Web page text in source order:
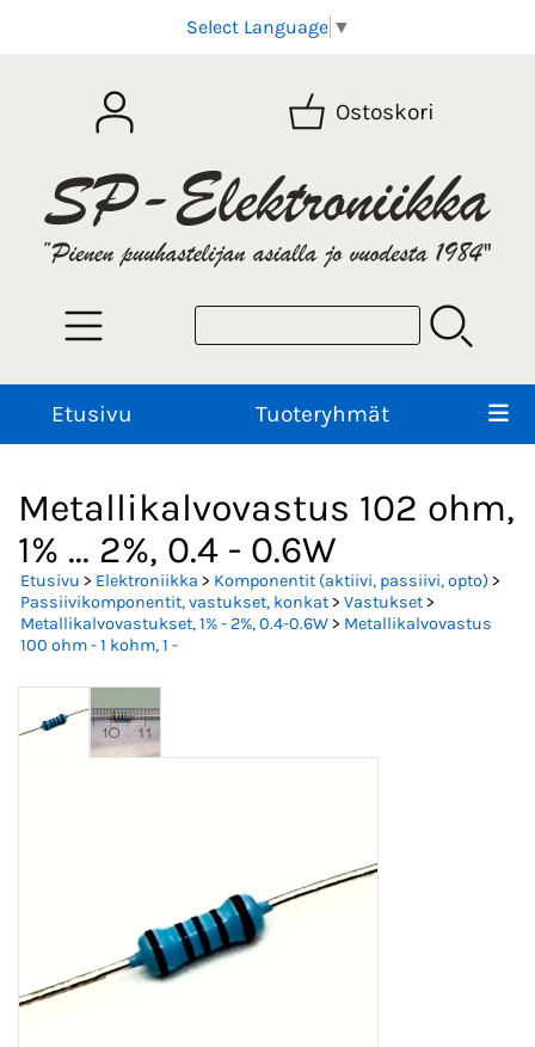
Select Language ▼
Ostoskori
Etusivu Tuoteryhmät
Metallikalvovastus 102 ohm,
1% ... 2%, 0.4 - 0.6W
Etusivu > Elektroniikka > Komponentit (aktiivi, passiivi, opto) >
Passiivikomponentit, vastukset, konkat> Vastukset>
Metallikalvovastukset, 1% - 2%, 0.4-0.6W> Metallikalvovastus
100 ohm - 1 kohm, 1 -